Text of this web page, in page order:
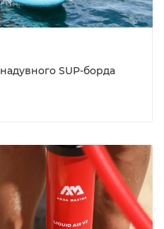
SUP-борда